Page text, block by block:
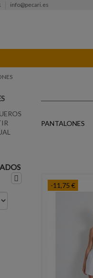
info@pecari.es
PANTALONES
-11,75 €